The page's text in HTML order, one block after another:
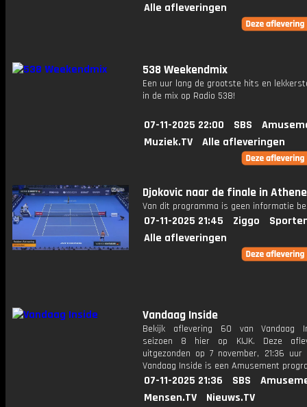
Alle afleveringen
538 Weekendmix
Een uur lang de grootste hits en
in de mix op Radio 538!
07-11-2025 22:00 SBS
Muziek.TV
Alle afleveringen
Djokovic naar de finale in Athene
Van dit programma is geen informatie
07-11-2025 21:45 Ziggo
Alle afleveringen
Vandaag Inside
Bekijk aflevering 60 van Vandaag
seizoen 8 hier op KIJK. Deze
uitgezonden op 7 november, 21:36 uur
Vandaag Inside is een Amusement
07-11-2025 21:36 SBS
Mensen.TV
Nieuws.TV